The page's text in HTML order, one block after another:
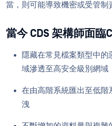
當，則可能導致機密或受管制
當今 CDS 架構師面臨
隱藏在常見檔案類型中
域滲透至高安全級別網域
在由高階系統匯出至低階
洩